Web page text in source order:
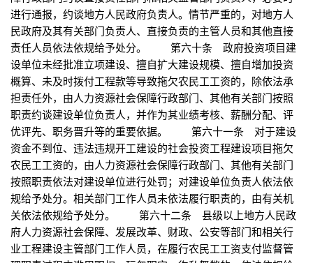
进行通报，约谈地方人民政府负责人。情节严重的，对地方人
民政府及其有关部门负责人、直接负责的主管人员和其他直接
责任人员依法依规给予处分。 第六十条 政府投资项目建
设单位未经批准立项建设、擅自扩大建设规模、擅自增加投资
概算、未及时拨付工程款等导致拖欠农民工工资的，除依法承
担责任外，由人力资源社会保障行政部门、其他有关部门按照
职责约谈建设单位负责人，并作为其业绩考核、薪酬分配、评
优评先、职务晋升等的重要依据。 第六十一条 对于建设
资金不到位、违法违规开工建设的社会投资工程建设项目拖欠
农民工工资的，由人力资源社会保障行政部门、其他有关部门
按照职责依法对建设单位进行处罚；对建设单位负责人依法依
规给予处分。相关部门工作人员未依法履行职责的，由有关机
关依法依规给予处分。 第六十二条 县级以上地方人民政
府人力资源社会保障、发展改革、财政、公安等部门和相关行
业工程建设主管部门工作人员，在履行农民工工资支付监督管